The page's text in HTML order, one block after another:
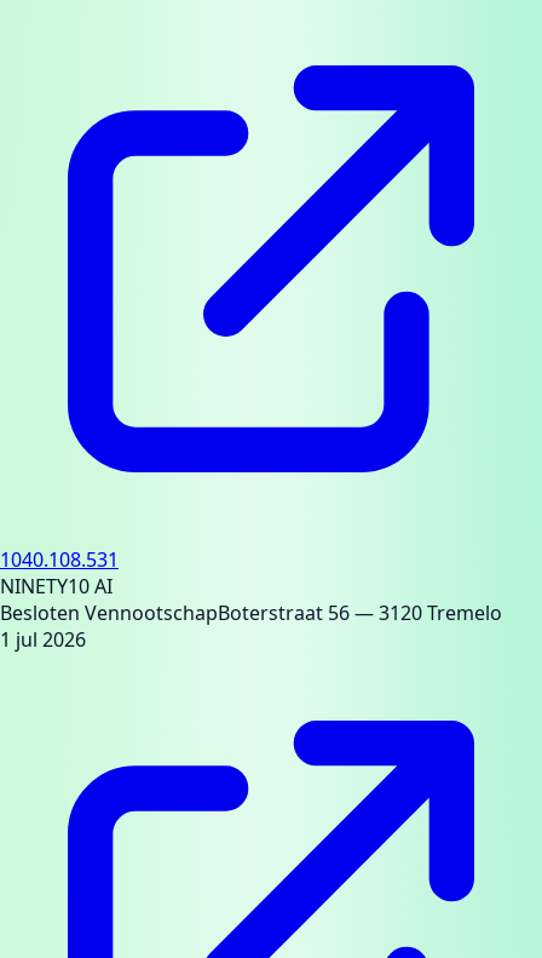
1040.108.531
NINETY10 AI
Besloten VennootschapBoterstraat 56— 3120 Tremelo
1 jul 2026